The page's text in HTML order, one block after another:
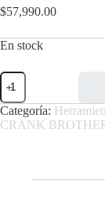
$57,990.00
En stock
HERRAMIENTA
CRANK
BROTHERS
F15
cantidad
Categoría:
CRANK